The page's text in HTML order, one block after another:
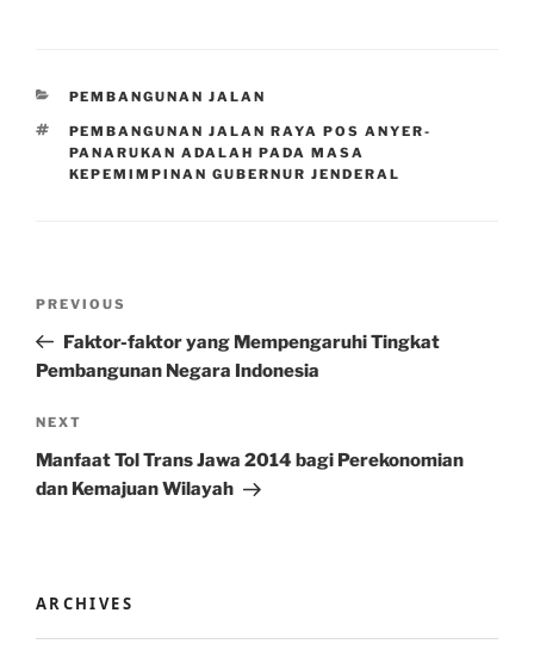
CATEGORIES
PEMBANGUNAN JALAN
TAGS
PEMBANGUNAN JALAN RAYA POS ANYER-
PANARUKAN ADALAH PADA MASA
KEPEMIMPINAN GUBERNUR JENDERAL
Previous
Post
PREVIOUS
Faktor-faktor yang Mempengaruhi Tingkat
Pembangunan Negara Indonesia
Next
Post
NEXT
Manfaat Tol Trans Jawa 2014 bagi Perekonomian
dan Kemajuan Wilayah
ARCHIVES